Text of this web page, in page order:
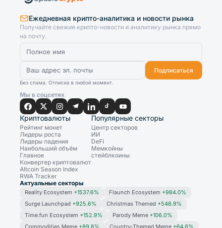
Ежедневная крипто-аналитика и новости рынка
Получайте свежие крипто-новости и аналитику рынка прямо
на почту.
Подписаться
Без спама. Отписка в любой момент.
Мы в соцсетях
Криптовалюты
Рейтинг монет
Лидеры роста
Лидеры падения
Наибольший объём
Главное
Конвертер криптовалют
Altcoin Season Index
RWA Tracker
Популярные секторы
Центр секторов
ИИ
DeFi
Мемкойны
стейблкоины
Актуальные секторы
Reality Ecosystem +1537.6% Flaunch Ecosystem +984.0%
Surge Launchpad +925.6% Christmas Themed +548.9%
Time.fun Ecosystem +152.9% Parody Meme +106.0%
Commodities Meme +89.8% Country-Themed Meme +64.6%